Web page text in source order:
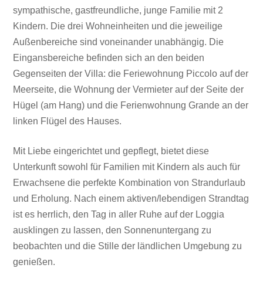
sympathische, gastfreundliche, junge Familie mit 2
Kindern. Die drei Wohneinheiten und die jeweilige
Außenbereiche sind voneinander unabhängig. Die
Eingansbereiche befinden sich an den beiden
Gegenseiten der Villa: die Feriewohnung Piccolo auf der
Meerseite, die Wohnung der Vermieter auf der Seite der
Hügel (am Hang) und die Ferienwohnung Grande an der
linken Flügel des Hauses.
Mit Liebe eingerichtet und gepflegt, bietet diese
Unterkunft sowohl für Familien mit Kindern als auch für
Erwachsene die perfekte Kombination von Strandurlaub
und Erholung. Nach einem aktiven/lebendigen Strandtag
ist es herrlich, den Tag in aller Ruhe auf der Loggia
ausklingen zu lassen, den Sonnenuntergang zu
beobachten und die Stille der ländlichen Umgebung zu
genießen.